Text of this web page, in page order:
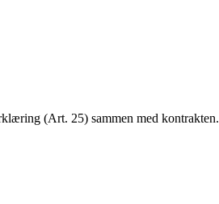
(Art. 25) sammen med kontrakten.